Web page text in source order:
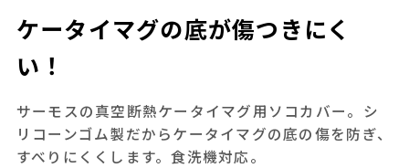
ケータイマグの底が傷つきにく
い！
サーモスの真空断熱ケータイマグ用ソコカバー。シ
リコーンゴム製だからケータイマグの底の傷を防ぎ、
すべりにくくします。食洗機対応。